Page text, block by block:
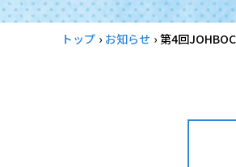
トップ › お知らせ › 第4回